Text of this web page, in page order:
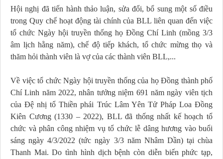
Hội nghị đã tiến hành thảo luận, sửa đổi, bổ sung một số điều
trong Quy chế hoạt động tài chính của BLL liên quan đến việc
tổ chức Ngày hội truyền thống họ Đồng Chí Linh (mồng 3/3
âm lịch hằng năm), chế độ tiếp khách, tổ chức mừng thọ và
thăm hỏi thành viên là vợ của các thành viên BLL,...
Về việc tổ chức Ngày hội truyền thống của họ Đồng thành phố
Chí Linh năm 2022, nhân tưởng niệm 691 năm ngày viên tịch
của Đệ nhị tổ Thiền phái Trúc Lâm Yên Tử Pháp Loa Đồng
Kiên Cương (1330 – 2022), BLL đã thống nhất kế hoạch tổ
chức và phân công nhiệm vụ tổ chức lễ dâng hương vào buổi
sáng ngày 4/3/2022 (tức ngày 3/3 năm Nhâm Dần) tại chùa
Thanh Mai. Do tình hình dịch bệnh còn diễn biến phức tạp,